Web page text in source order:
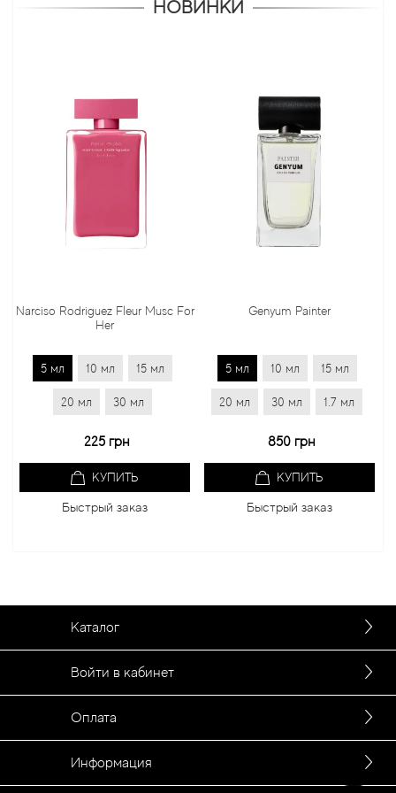
НОВИНКИ
Fleur Musc For
10 мл 15 мл
30 мл
КУПИТЬ
Быстрый заказ
Genyum Painter
10 мл 15 мл
30 мл 1.7 мл
КУПИТЬ
Быстрый заказ
20 мл
Каталог
Войти в кабинет
Оплата
Информация